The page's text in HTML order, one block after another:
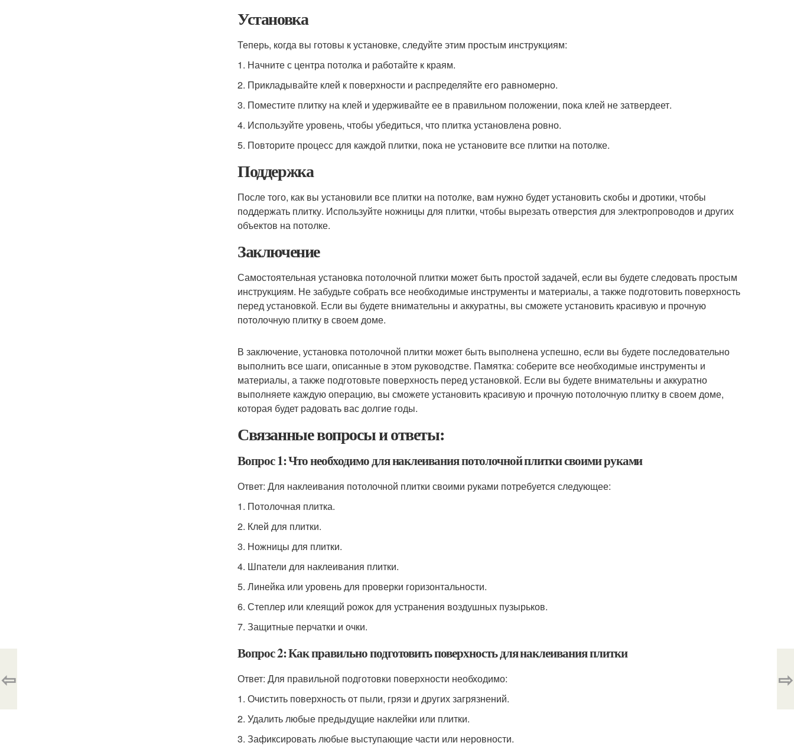
Установка
Теперь, когда вы готовы к установке, следуйте этим простым инструкциям:
1. Начните с центра потолка и работайте к краям.
2. Прикладывайте клей к поверхности и распределяйте его равномерно.
3. Поместите плитку на клей и удерживайте ее в правильном положении, пока клей не затвердеет.
4. Используйте уровень, чтобы убедиться, что плитка установлена ровно.
5. Повторите процесс для каждой плитки, пока не установите все плитки на потолке.
Поддержка
После того, как вы установили все плитки на потолке, вам нужно будет установить скобы и дротики, чтобы
поддержать плитку. Используйте ножницы для плитки, чтобы вырезать отверстия для электропроводов и других
объектов на потолке.
Заключение
Самостоятельная установка потолочной плитки может быть простой задачей, если вы будете следовать простым
инструкциям. Не забудьте собрать все необходимые инструменты и материалы, а также подготовить поверхность
перед установкой. Если вы будете внимательны и аккуратны, вы сможете установить красивую и прочную
потолочную плитку в своем доме.
В заключение, установка потолочной плитки может быть выполнена успешно, если вы будете последовательно
выполнить все шаги, описанные в этом руководстве. Памятка: соберите все необходимые инструменты и
материалы, а также подготовьте поверхность перед установкой. Если вы будете внимательны и аккуратно
выполняете каждую операцию, вы сможете установить красивую и прочную потолочную плитку в своем доме,
которая будет радовать вас долгие годы.
Связанные вопросы и ответы:
Вопрос 1: Что необходимо для наклеивания потолочной плитки своими руками
Ответ: Для наклеивания потолочной плитки своими руками потребуется следующее:
1. Потолочная плитка.
2. Клей для плитки.
3. Ножницы для плитки.
4. Шпатели для наклеивания плитки.
5. Линейка или уровень для проверки горизонтальности.
6. Степлер или клеящий рожок для устранения воздушных пузырьков.
7. Защитные перчатки и очки.
Вопрос 2: Как правильно подготовить поверхность для наклеивания плитки
Ответ: Для правильной подготовки поверхности необходимо:
1. Очистить поверхность от пыли, грязи и других загрязнений.
2. Удалить любые предыдущие наклейки или плитки.
3. Зафиксировать любые выступающие части или неровности.
⇦ ⇨